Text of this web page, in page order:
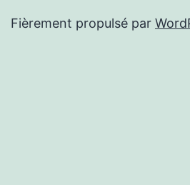
Fièrement propulsé par